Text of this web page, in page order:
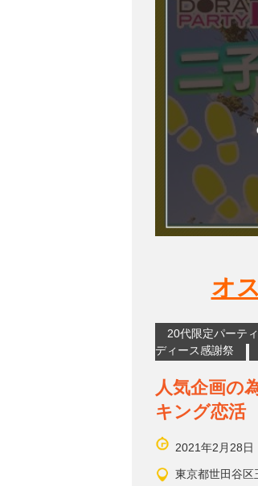
オ
20代限定パーテ
ディース感謝祭
人気企画の
キング恋活
2021年2月28
東京都世田谷区